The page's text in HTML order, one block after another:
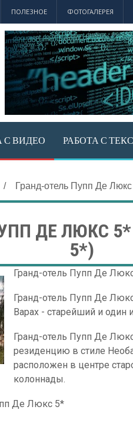
ПОЛЕЗНОЕ ФОТОГАЛЕРЕЯ
С ВИДЕО РАБОТА С
/ Гранд-отель Пупп Де
ДЕ ЛЮКС 5*
5*)
Гранд-отель Пупп Де
Гранд-отель Пупп Де
Варах - старейший и один
Гранд-отель Пупп Де
резиденцию в стиле
расположен в центре
колоннады.
Де Люкс 5*